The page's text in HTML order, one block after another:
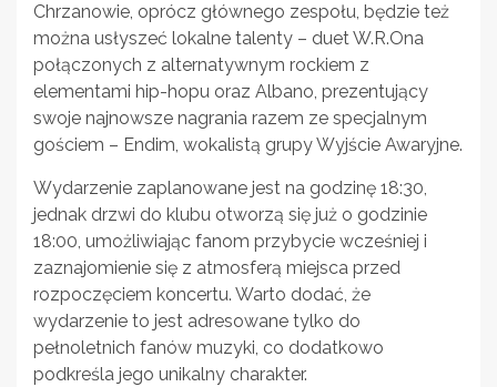
Chrzanowie, oprócz głównego zespołu, będzie też
można usłyszeć lokalne talenty – duet W.R.Ona
połączonych z alternatywnym rockiem z
elementami hip-hopu oraz Albano, prezentujący
swoje najnowsze nagrania razem ze specjalnym
gościem – Endim, wokalistą grupy Wyjście Awaryjne.
Wydarzenie zaplanowane jest na godzinę 18:30,
jednak drzwi do klubu otworzą się już o godzinie
18:00, umożliwiając fanom przybycie wcześniej i
zaznajomienie się z atmosferą miejsca przed
rozpoczęciem koncertu. Warto dodać, że
wydarzenie to jest adresowane tylko do
pełnoletnich fanów muzyki, co dodatkowo
podkreśla jego unikalny charakter.